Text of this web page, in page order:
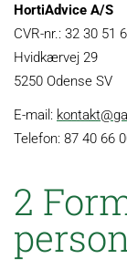
HortiAdvice A/S
CVR-nr.: 32 30 51
Hvidkærvej 29
5250 Odense SV
E-mail:
Telefon: 87 40 66
2